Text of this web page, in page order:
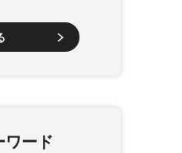
ワード